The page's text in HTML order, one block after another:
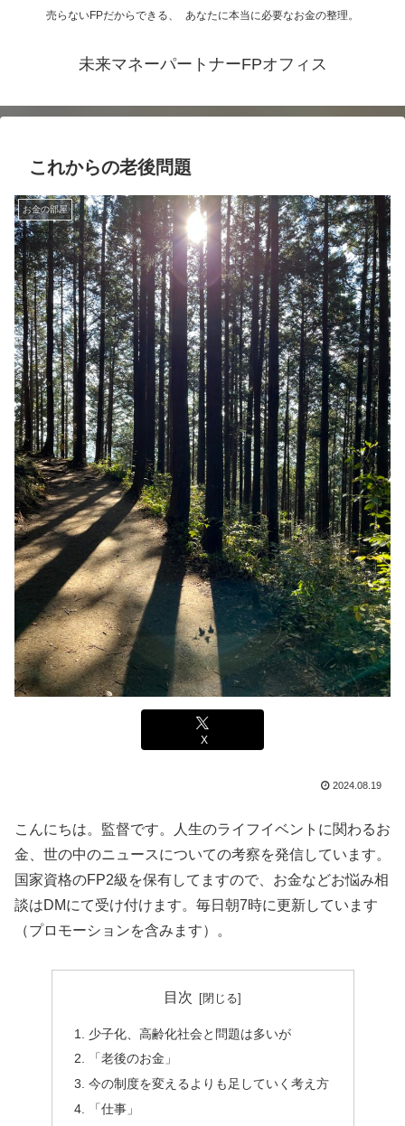
売らないFPだからできる、 あなたに本当に必要なお金の整理。
未来マネーパートナーFPオフィス
これからの老後問題
お金の部屋
X
2024.08.19
こんにちは。監督です。人生のライフイベントに関わるお
金、世の中のニュースについての考察を発信しています。
国家資格のFP2級を保有してますので、お金などお悩み相
談はDMにて受け付けます。毎日朝7時に更新しています
（プロモーションを含みます）。
目次
少子化、高齢化社会と問題は多いが
「老後のお金」
今の制度を変えるよりも足していく考え方
「仕事」